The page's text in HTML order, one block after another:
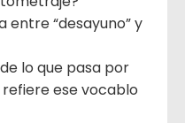
entre “desayuno” y
lo que pasa por
refiere ese vocablo